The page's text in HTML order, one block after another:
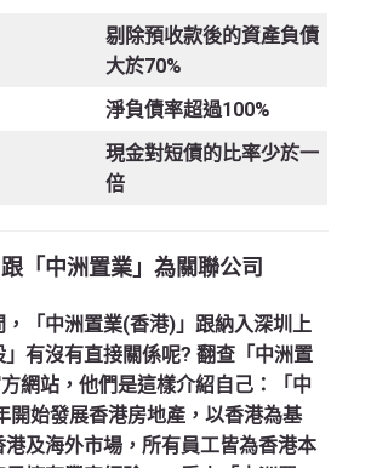
剔除預收款後的資產負債
大於70%
淨負債率超過100%
現金對短債的比率少於一
倍
跟「中洲置業」為關聯公司
「中洲置業(香港)」跟納入深圳上
有沒有直接關係呢? 翻查「中洲置
網站，他們是這樣介紹自己：「中
開始發展香港房地產，以香港為基
及海外市場，所有員工皆為香港本